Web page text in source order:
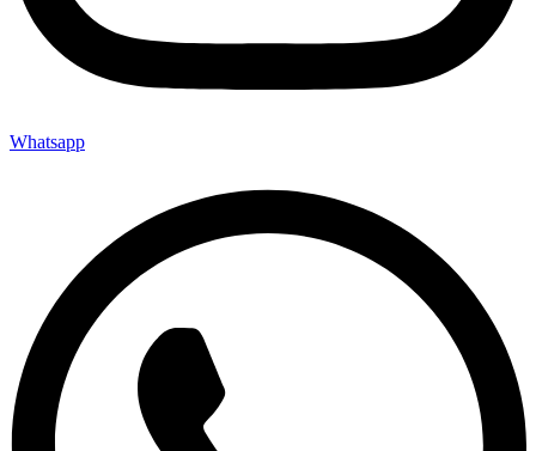
Whatsapp